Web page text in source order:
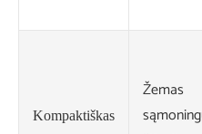
Kompaktiškas
Žemas